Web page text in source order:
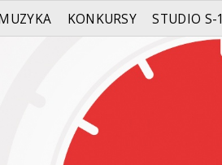
KONKURSY STUDIO S-1